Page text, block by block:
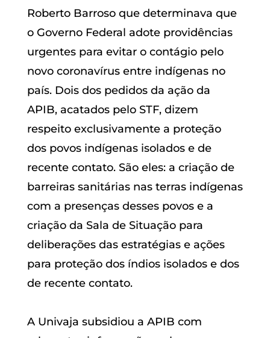
Roberto Barroso que determinava que
o Governo Federal adote providências
urgentes para evitar o contágio pelo
novo coronavírus entre indígenas no
país. Dois dos pedidos da ação da
APIB, acatados pelo STF, dizem
respeito exclusivamente a proteção
dos povos indígenas isolados e de
recente contato. São eles: a criação de
barreiras sanitárias nas terras indígenas
com a presenças desses povos e a
criação da Sala de Situação para
deliberações das estratégias e ações
para proteção dos índios isolados e dos
de recente contato.
A Univaja subsidiou a APIB com